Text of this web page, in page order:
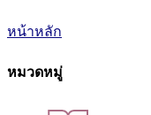
หน้าหลัก
หมวดหมู่